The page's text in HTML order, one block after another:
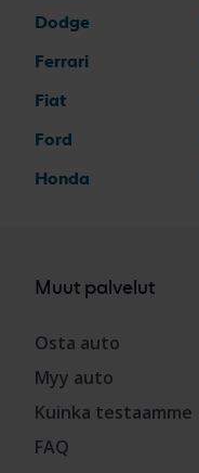
Dodge
Ferrari
Fiat
Ford
Honda
Muut palvelut
Osta auto
Myy auto
Kuinka testaamme
FAQ